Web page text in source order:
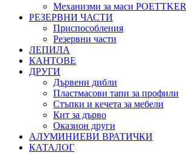
Механизми за маси POETTKER
РЕЗЕРВНИ ЧАСТИ
Приспособления
Резервни части
ЛЕПИЛА
КАНТОВЕ
ДРУГИ
Дървени дибли
Пластмасови тапи за профили
Стъпки и кечета за мебели
Кит за дърво
Оказион други
АЛУМИНИЕВИ ВРАТИЧКИ
КАТАЛОГ